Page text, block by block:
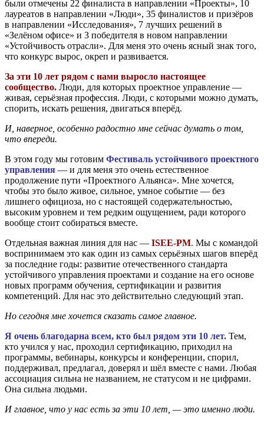
были отмечены 22 финалиста в направлении «Проекты», 10
лауреатов в направлении «Люди», 35 финалистов и призёров
в направлении «Исследования», 7 лучших решений в
«Зелёном офисе» и 3 победителя в новом направлении
«Устойчивость отрасли». Для меня это очень ясный знак того,
что конкурс вырос, окреп и развивается.
За эти 10 лет рядом с нами выросло настоящее
сообщество. Люди, для которых проектное управление —
живая, серьёзная профессия. Люди, с которыми можно думать,
спорить, искать решения, двигаться вперёд.
И, наверное, особенно радостно мне сейчас думать о том,
что впереди.
В этом году мы готовим Фестиваль устойчивого проектного
управления — и для меня это очень естественное
продолжение пути «Проектного Альянса». Мне хочется,
чтобы это было живое, сильное, умное событие — без
лишнего официоза, но с настоящей содержательностью,
высоким уровнем и тем редким ощущением, ради которого
вообще стоит собираться вместе.
Отдельная важная линия для нас — ISEE-PM. Мы с командой
воспринимаем это как один из самых серьёзных шагов вперёд
за последние годы: развитие отечественного стандарта
устойчивого управления проектами и создание на его основе
новых программ обучения, сертификации и развития
компетенций. Для нас это действительно следующий этап.
Но сегодня мне хочется сказать самое главное.
Я очень благодарна всем, кто был рядом эти 10 лет. Тем,
кто учился у нас, проходил сертификацию, приходил на
программы, вебинары, конкурсы и конференции, спорил,
поддерживал, предлагал, доверял и шёл вместе с нами. Любая
ассоциация сильна не названием, не статусом и не цифрами.
Она сильна людьми.
И главное, что у нас есть за эти 10 лет, — это именно люди.